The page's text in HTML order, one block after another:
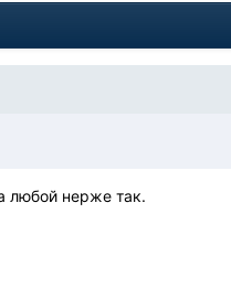
любой нерже так.